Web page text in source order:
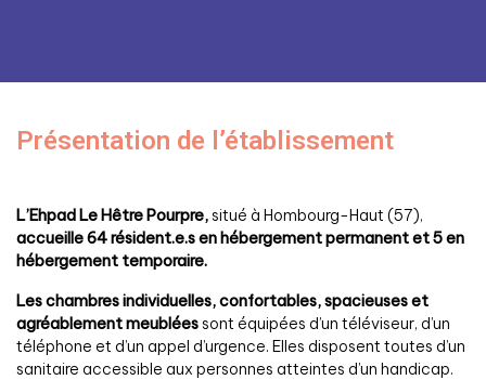
Présentation de l’établissement
L’Ehpad Le Hêtre Pourpre,situé à Hombourg-Haut (57),
accueille 64 résident.e.s en hébergement permanent et 5 en
hébergement temporaire.
Les chambres individuelles, confortables, spacieuses et
agréablement meubléessont équipées d’un téléviseur, d’un
téléphone et d’un appel d’urgence. Elles disposent toutes d’un
sanitaire accessible aux personnes atteintes d’un handicap.